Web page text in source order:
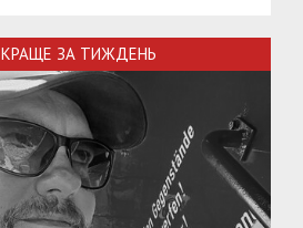
КРАЩЕ ЗА ТИЖДЕНЬ